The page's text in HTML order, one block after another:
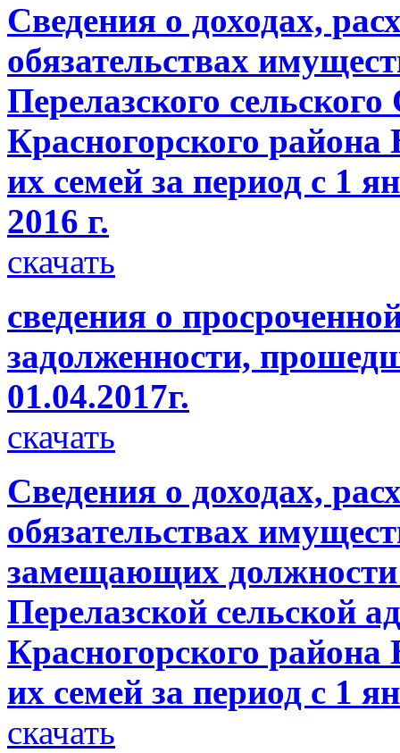
Сведения о доходах,
обязательствах
Перелазского
Красногорского района
их семей за период с 1
2016 г.
скачать
сведения о
задолженности,
01.04.2017г.
скачать
Сведения о доходах,
обязательствах
замещающих
Перелазской сельской
Красногорского района
их семей за период с 1
скачать